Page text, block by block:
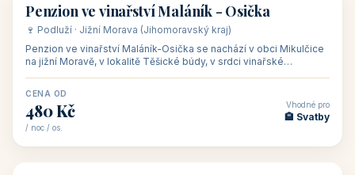
🏡 penzion
Penzion ve vinařství Maláník - Osička
🍷 Podluží · Jižní Morava (Jihomoravský kraj)
Penzion ve vinařství Maláník-Osička se nachází v obci Mikulčice
na jižní Moravě, v lokalitě Těšické búdy, v srdci vinařské
CENA OD
480 Kč
/ noc / os.
Vhodné pro
🏨 Svatby